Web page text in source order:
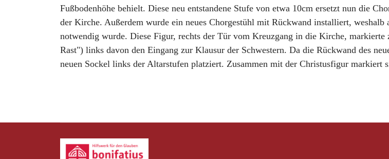
Fußbodenhöhe behielt. Diese neu entstandene Stufe von etwa 10cm ersetzt nun die
der Kirche. Außerdem wurde ein neues Chorgestühl mit Rückwand installiert, weshalb
notwendig wurde. Diese Figur, rechts der Tür vom Kreuzgang in die Kirche,
Rast") links davon den Eingang zur Klausur der Schwestern. Da die Rückwand des
neuen Sockel links der Altarstufen platziert. Zusammen mit der Christusfigur markiert